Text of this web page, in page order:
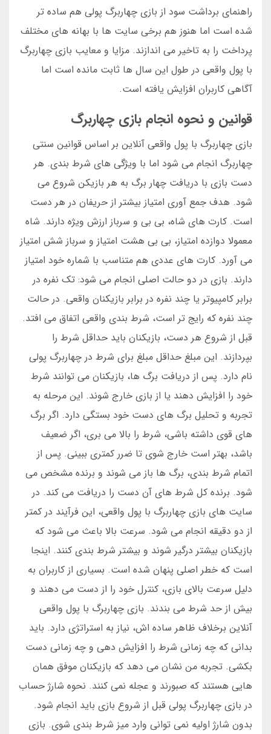
راهنمای برداشت سود از بازی چهاربرگ پولی هم ساده تر
شده است اما هنوز هم برخی سایت ها با بهانه های مختلف
پرداخت را به تاخیر می اندازند. مزایا و معایب بازی چهاربرگ
با پول واقعی در طول این سال ها ثابت مانده است اما
آگاهی کاربران افزایش یافته است.
قوانین و نحوه انجام بازی چهاربرگ
بازی چهاربرگ با پول واقعی آنلاین بر اساس قوانین سنتی
چهاربرگ انجام می شود اما با ویژگی های شرط بندی. هر
دست بازی با دریافت چهار برگ به هر بازیکن شروع می
شود. هدف جمع آوری امتیاز بیشتر از حریفان در هر دست
است. کارت های شاه، بی بی و سرباز ارزش ویژه دارند. شاه
معمولا دوازده امتیاز، بی بی هشت امتیاز و سرباز شش امتیاز
می آورد. کارت های عددی هم متناسب با شماره خود امتیاز
دارند. بازی در دو حالت اصلی انجام می شود: تک نفره در
برابر کامپیوتر یا چند نفره در برابر بازیکنان واقعی. در حالت
چند نفره که رایج تر است، شرط بندی واقعی اتفاق می افتد.
قبل از شروع هر دست، بازیکنان باید حداقل شرط را
بپردازند. این مبلغ حداقل مبلغ برای شرط در چهاربرگ پولی
نام دارد. پس از دریافت برگ ها، بازیکنان می توانند شرط
خود را افزایش دهند یا از بازی خارج شوند. این مرحله به
تجربه و تحلیل برگ های دست خود بستگی دارد. اگر برگ
های قوی داشته باشی، شرط را بالا می بری، اگر ضعیف
باشد، بهتر است خارج شوی تا ضرر کمتری ببینی. پس از
اتمام شرط بندی، برگ ها باز می شوند و برنده مشخص می
شود. برنده کل شرط های آن دست را دریافت می کند. در
سایت های بازی چهاربرگ با پول واقعی، این فرآیند در کمتر
از دو دقیقه انجام می شود. سرعت بالا باعث می شود که
بازیکنان بیشتر درگیر شوند و بیشتر شرط بندی کنند. اینجا
است که خطر اصلی پنهان شده است. بسیاری از کاربران به
دلیل سرعت بالای بازی، کنترل خود را از دست می دهند و
بیش از حد شرط می بندند. بازی چهاربرگ با پول واقعی
آنلاین برخلاف ظاهر ساده اش، نیاز به استراتژی دارد. باید
بدانی که چه زمانی شرط را افزایش دهی و چه زمانی دست
بکشی. تجربه من نشان می دهد که بازیکنان موفق همان
هایی هستند که صبورند و عجله نمی کنند. نحوه شارژ حساب
در بازی چهاربرگ پولی قبل از شروع بازی باید انجام شود.
بدون شارژ اولیه نمی توانی وارد میز شرط بندی شوی. بازی